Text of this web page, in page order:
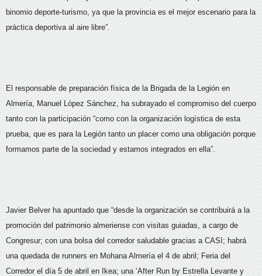
binomio deporte-turismo, ya que la provincia es el mejor escenario para la
práctica deportiva al aire libre”.
El responsable de preparación física de la Brigada de la Legión en
Almería, Manuel López Sánchez, ha subrayado el compromiso del cuerpo
tanto con la participación “como con la organización logística de esta
prueba, que es para la Legión tanto un placer como una obligación porque
formamos parte de la sociedad y estamos integrados en ella”.
Javier Belver ha apuntado que “desde la organización se contribuirá a la
promoción del patrimonio almeriense con visitas guiadas, a cargo de
Congresur; con una bolsa del corredor saludable gracias a CASI; habrá
una quedada de runners en Mohana Almería el 4 de abril; Feria del
Corredor el día 5 de abril en Ikea; una ‘After Run by Estrella Levante y